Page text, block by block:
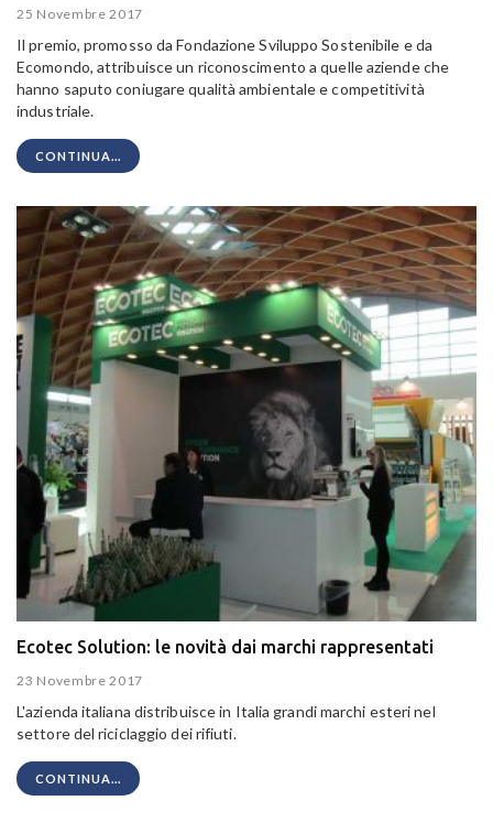
25 Novembre 2017
Il premio, promosso da Fondazione Sviluppo Sostenibile e da
Ecomondo, attribuisce un riconoscimento a quelle aziende che
hanno saputo coniugare qualità ambientale e competitività
industriale.
CONTINUA...
Ecotec Solution: le novità dai marchi rappresentati
23 Novembre 2017
L'azienda italiana distribuisce in Italia grandi marchi esteri nel
settore del riciclaggio dei rifiuti.
CONTINUA...